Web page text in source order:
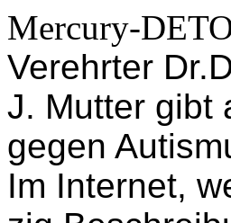
Mercury-
Verehrter
J. Mutter gibt
gegen
Im Internet,